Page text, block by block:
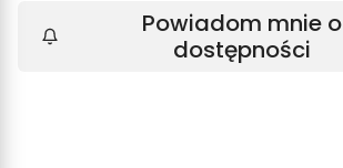
Powiadom mnie o
dostępności